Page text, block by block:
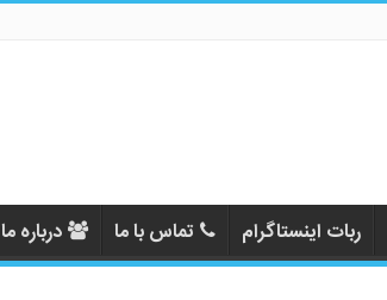
ربات اینستاگرام تماس با ما درباره ما